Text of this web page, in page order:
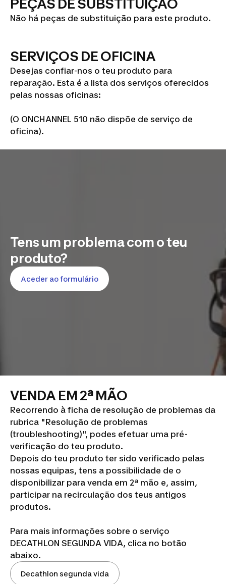
PEÇAS DE SUBSTITUIÇÃO
Não há peças de substituição para este produto.
SERVIÇOS DE OFICINA
Desejas confiar-nos o teu produto para
reparação. Esta é a lista dos serviços oferecidos
pelas nossas oficinas:
(O ONCHANNEL 510 não dispõe de serviço de
oficina).
Tens um problema com o teu
produto?
Aceder ao formulário
VENDA EM 2ª MÃO
Recorrendo à ficha de resolução de problemas da
rubrica "Resolução de problemas
(troubleshooting)", podes efetuar uma pré-
verificação do teu produto.
Depois do teu produto ter sido verificado pelas
nossas equipas, tens a possibilidade de o
disponibilizar para venda em 2ª mão e, assim,
participar na recirculação dos teus antigos
produtos.
Para mais informações sobre o serviço
DECATHLON SEGUNDA VIDA, clica no botão
abaixo.
Decathlon segunda vida